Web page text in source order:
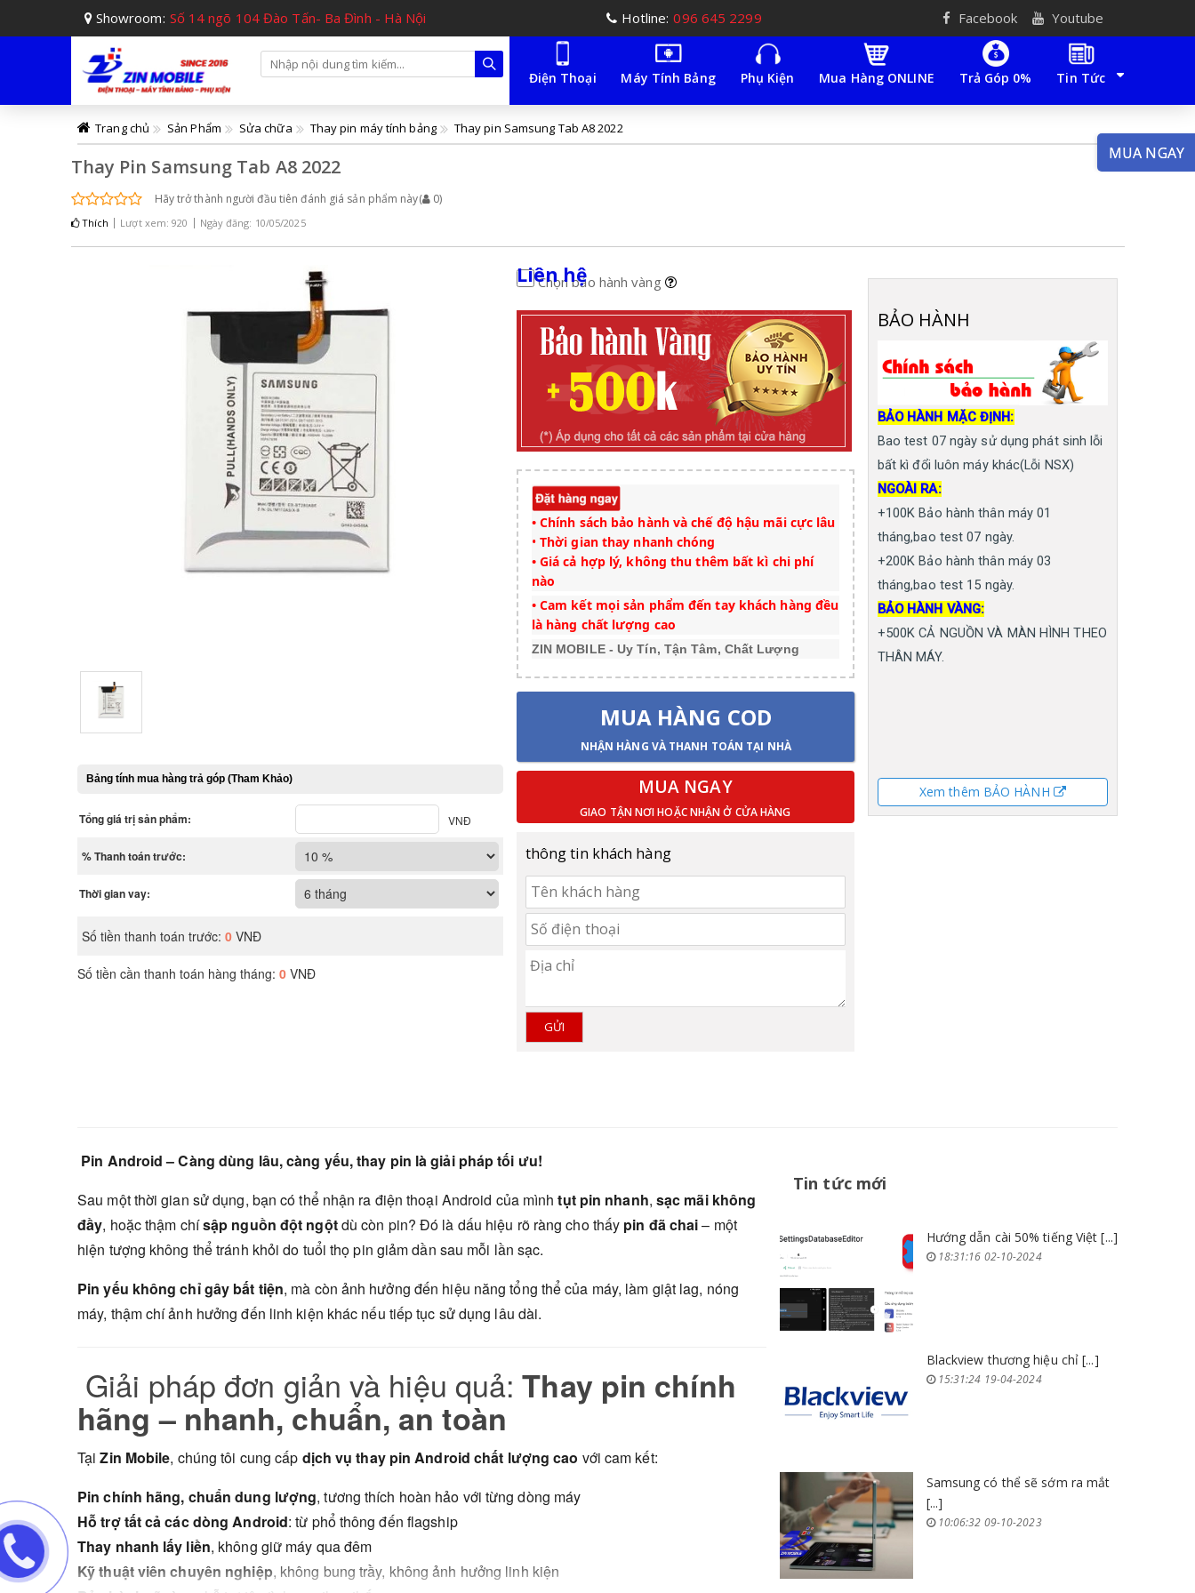
Showroom: Số 14 ngõ 104 Đào Tấn- Ba Đình - Hà Nội Hotline: 096 645 2299 Facebook Youtube
Điện Thoại Máy Tính Bảng Phụ Kiện Mua Hàng ONLINE Trả Góp 0% Tin Tức
Trang chủ Sản Phẩm Sửa chữa Thay pin máy tính bảng Thay pin Samsung Tab A8 2022
Thay Pin Samsung Tab A8 2022
Hãy trở thành người đầu tiên đánh giá sản phẩm này( 0)
Thích Lượt xem: 920 Ngày đăng: 10/05/2025
Liên hệ
Chọn bảo hành vàng
• Chính sách bảo hành và chế độ hậu mãi cực lâu
• Thời gian thay nhanh chóng
• Giá cả hợp lý, không thu thêm bất kì chi phí
nào
• Cam kết mọi sản phẩm đến tay khách hàng đều
là hàng chất lượng cao
ZIN MOBILE - Uy Tín, Tận Tâm, Chất Lượng
MUA HÀNG COD
NHẬN HÀNG VÀ THANH TOÁN TẠI NHÀ
MUA NGAY
GIAO TẬN NƠI HOẶC NHẬN Ở CỬA HÀNG
thông tin khách hàng
GỬI
BẢO HÀNH
BẢO HÀNH MẶC ĐỊNH:
Bao test 07 ngày sử dụng phát sinh lỗi
bất kì đổi luôn máy khác(Lỗi NSX)
NGOÀI RA:
+100K Bảo hành thân máy 01
tháng,bao test 07 ngày.
+200K Bảo hành thân máy 03
tháng,bao test 15 ngày.
BẢO HÀNH VÀNG:
+500K CẢ NGUỒN VÀ MÀN HÌNH THEO
THÂN MÁY.
Xem thêm BẢO HÀNH
Pin Android – Càng dùng lâu, càng yếu, thay pin là giải pháp tối ưu!
Sau một thời gian sử dụng, bạn có thể nhận ra điện thoại Android của mìnhtụt pin nhanh, sạc mãi không
đầy, hoặc thậm chísập nguồn đột ngộtdù còn pin? Đó là dấu hiệu rõ ràng cho thấy pin đã chai– một
hiện tượng không thể tránh khỏi do tuổi thọ pin giảm dần sau mỗi lần sạc.
Pin yếu không chỉ gây bất tiện, mà còn ảnh hưởng đến hiệu năng tổng thể của máy, làm giật lag, nóng
máy, thậm chí ảnh hưởng đến linh kiện khác nếu tiếp tục sử dụng lâu dài.
Giải pháp đơn giản và hiệu quả:Thay pin chính
hãng – nhanh, chuẩn, an toàn
TạiZin Mobile, chúng tôi cung cấp dịch vụ thay pin Android chất lượng cao với cam kết:
Pin chính hãng, chuẩn dung lượng, tương thích hoàn hảo với từng dòng máy
Hỗ trợ tất cả các dòng Android: từ phổ thông đến flagship
Thay nhanh lấy liền, không giữ máy qua đêm
Kỹ thuật viên chuyên nghiệp, không bung trầy, không ảnh hưởng linh kiện
Tin tức mới
Hướng dẫn cài 50% tiếng Việt [...]
18:31:16 02-10-2024
Blackview thương hiệu chỉ [...]
15:31:24 19-04-2024
Samsung có thể sẽ sớm ra mắt
[...]
10:06:32 09-10-2023
MUA NGAY